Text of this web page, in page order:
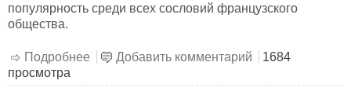
популярность среди всех сословий французского
общества.
Подробнее о Городская литература средневековой
Добавить комментарий
1684
просмотра